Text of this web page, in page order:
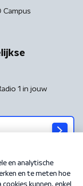
Campus
1 in jouw